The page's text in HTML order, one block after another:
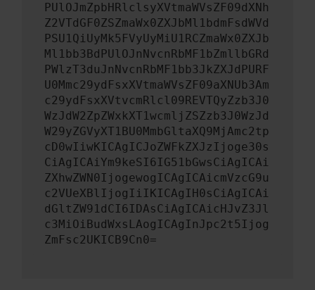
PUlOJmZpbHRlclsyXVtmaWVsZF09dXNh
Z2VTdGF0ZSZmaWx0ZXJbMl1bdmFsdWVd
PSU1QiUyMk5FVyUyMiU1RCZmaWx0ZXJb
Ml1bb3BdPUlOJnNvcnRbMF1bZmllbGRd
PWlzT3duJnNvcnRbMF1bb3JkZXJdPURF
U0Mmc29ydFsxXVtmaWVsZF09aXNUb3Am
c29ydFsxXVtvcmRlcl09REVTQyZzb3J0
WzJdW2ZpZWxkXT1wcmljZSZzb3J0WzJd
W29yZGVyXT1BU0MmbGltaXQ9MjAmc2tp
cD0wIiwKICAgICJoZWFkZXJzIjoge30s
CiAgICAiYm9keSI6IG51bGwsCiAgICAi
ZXhwZWN0IjogewogICAgICAicmVzcG9u
c2VUeXBlIjogIiIKICAgIH0sCiAgICAi
dGltZW91dCI6IDAsCiAgICAicHJvZ3Jl
c3MiOiBudWxsLAogICAgInJpc2t5Ijog
ZmFsc2UKICB9Cn0=